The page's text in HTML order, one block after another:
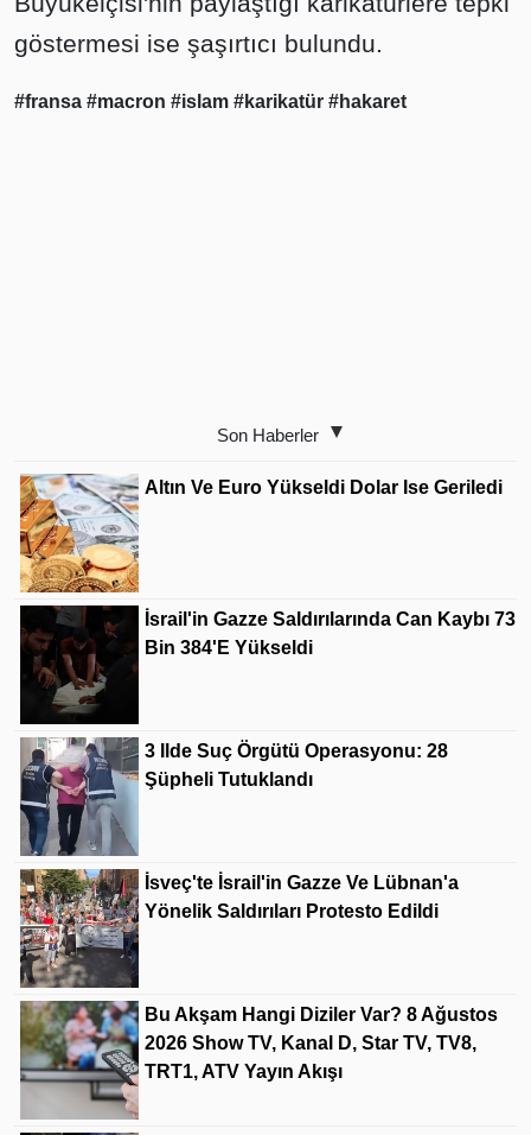
göstermesi ise şaşırtıcı bulundu.
#fransa #macron #islam #karikatür #hakaret
Son Haberler
Altın Ve Euro Yükseldi Dolar Ise Geriledi
İsrail'in Gazze Saldırılarında Can Kaybı 73
Bin 384'e Yükseldi
3 Ilde Suç Örgütü Operasyonu: 28
Şüpheli Tutuklandı
İsveç'te İsrail'in Gazze Ve Lübnan'a
Yönelik Saldırıları Protesto Edildi
Bu Akşam Hangi Diziler Var? 8 Ağustos
2026 Show TV, Kanal D, Star TV, TV8,
TRT1, ATV Yayın Akışı